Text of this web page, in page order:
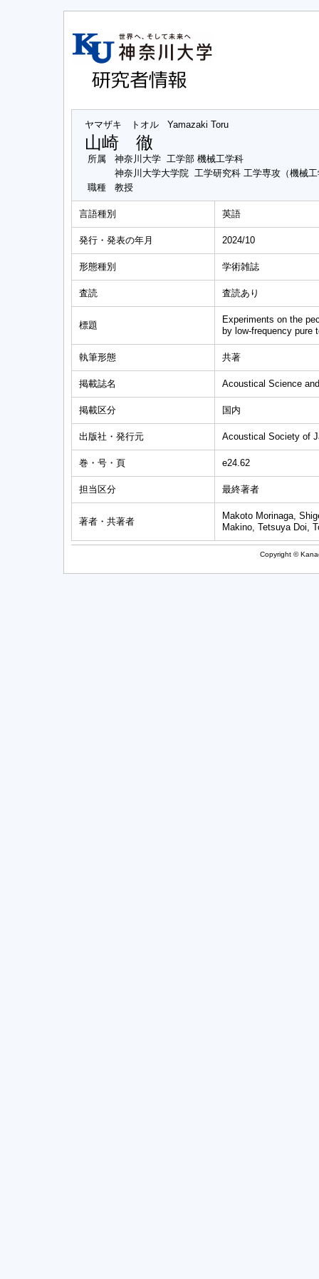
ヤマザキ トオル Yamazaki Toru
山崎 徹
所属
神奈川大学 工学部 機械工学科
神奈川大学大学院 工学研究科 工学専攻（機械
職種
教授
言語種別 英語
発行・発表の年月 2024/10
形態種別 学術雑誌
査読 査読あり
標題
Experiments on the
by low-frequency pure
執筆形態 共著
掲載誌名 Acoustical Science
掲載区分 国内
出版社・発行元 Acoustical Society of
巻・号・頁 e24.62
担当区分 最終著者
著者・共著者
Makoto Morinaga,
Makino, Tetsuya Doi,
Copyright ©